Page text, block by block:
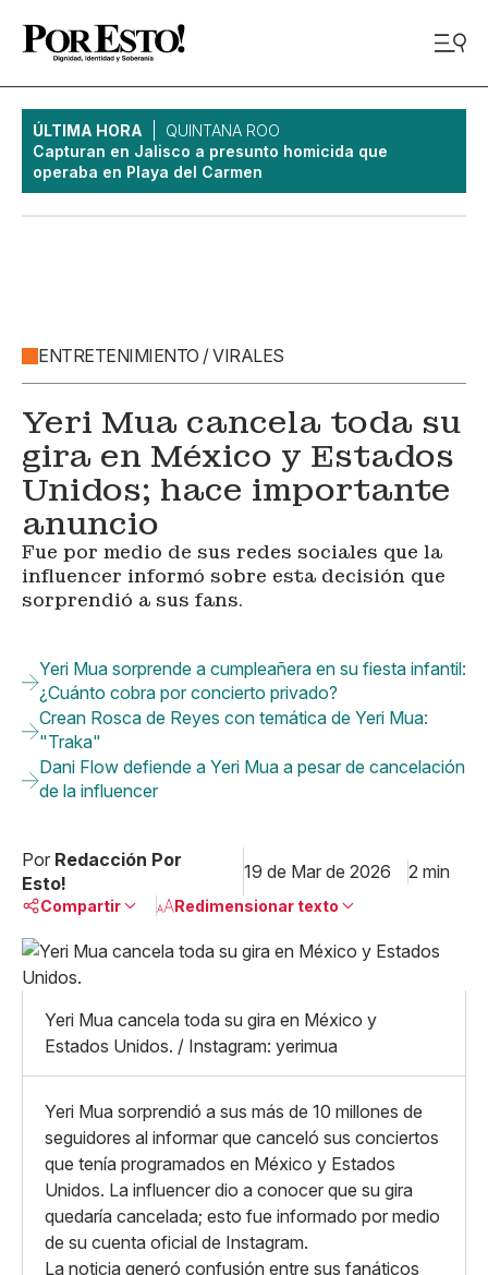
ÚLTIMA HORA
QUINTANA ROO
Capturan en Jalisco a presunto homicida que
operaba en Playa del Carmen
ENTRETENIMIENTO / VIRALES
Yeri Mua cancela toda su
gira en México y Estados
Unidos; hace importante
anuncio
Fue por medio de sus redes sociales que la
influencer informó sobre esta decisión que
sorprendió a sus fans.
Yeri Mua sorprende a cumpleañera en su fiesta infantil:
¿Cuánto cobra por concierto privado?
Crean Rosca de Reyes con temática de Yeri Mua:
"Traka"
Dani Flow defiende a Yeri Mua a pesar de cancelación
de la influencer
Por Redacción Por
Esto!
19 de Mar de 2026 2 min
Compartir
Linkedin
X
Whatsapp
Copiar enlace
Redimensionar texto
Grande
Yeri Mua cancela toda su gira en México y
Estados Unidos. / Instagram: yerimua
Yeri Mua sorprendió a sus más de 10 millones de
seguidores al informar que canceló sus conciertos
que tenía programados en México y Estados
Unidos. La influencer dio a conocer que su gira
quedaría cancelada; esto fue informado por medio
de su cuenta oficial de Instagram.
La noticia generó confusión entre sus fanáticos